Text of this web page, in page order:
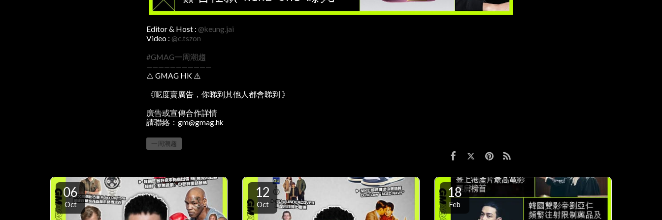
Editor & Host : @keung.jai
Video : @c.tszon
#GMAG一周潮趨
———————————
⚠️ GMAG HK ⚠️
《呢度賣廣告，你睇到其他人都會睇到 》
廣告或宣傳合作詳情
請聯絡：gm@gmag.hk
一周潮趨
06
Oct
12
Oct
18
Feb